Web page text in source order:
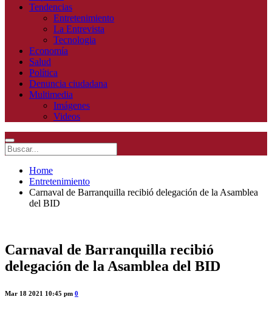
Tendencias
Entretenimiento
La Entrevista
Tecnologia
Economía
Salud
Política
Denuncia ciudadana
Multimedia
Imágenes
Videos
Home
Entretenimiento
Carnaval de Barranquilla recibió delegación de la Asamblea
del BID
Carnaval de Barranquilla recibió
delegación de la Asamblea del BID
Mar 18 2021 10:45 pm 0